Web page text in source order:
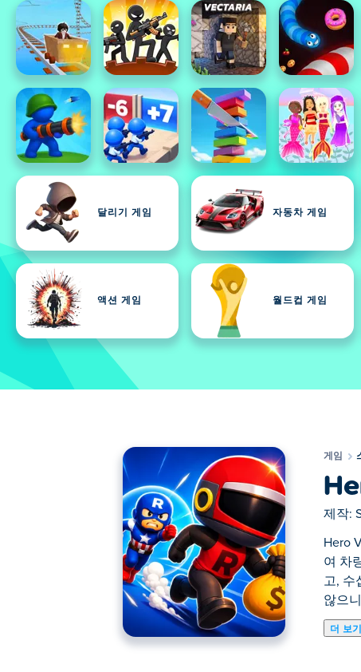
달리기 게임 자동차 게임
액션 게임 월드컵 게임
게임
제작:
Hero
여 차
고, 수
않으
더 보기
Hero VS Criminal은 고속도로에서 전속